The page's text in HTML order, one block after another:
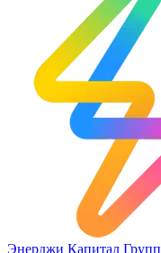
Энерджи Капитал Групп